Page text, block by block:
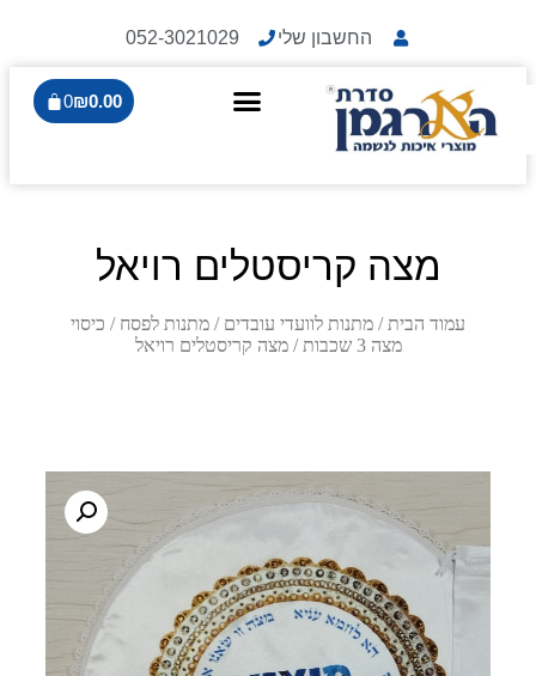
החשבון שלי 052-3021029
₪0.00
0
מצה קריסטלים רויאל
עמוד הבית / מתנות לוועדי עובדים / מתנות לפסח / כיסוי
מצה 3 שכבות
/ מצה קריסטלים רויאל